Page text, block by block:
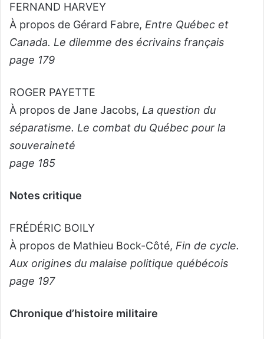
FERNAND HARVEY
À propos de Gérard Fabre, Entre Québec et
Canada. Le dilemme des écrivains français
page 179
ROGER PAYETTE
À propos de Jane Jacobs, La question du
séparatisme. Le combat du Québec pour la
souveraineté
page 185
Notes critique
FRÉDÉRIC BOILY
À propos de Mathieu Bock-Côté, Fin de cycle.
Aux origines du malaise politique québécois
page 197
Chronique d’histoire militaire